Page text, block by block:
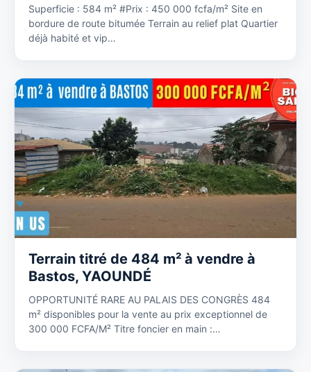
Superficie : 584 m² #Prix : 450 000 fcfa/m² Site en
bordure de route bitumée Terrain au relief plat Quartier
déjà habité et vip…
Terrain titré de 484 m² à vendre à
Bastos, YAOUNDÉ
OPPORTUNITÉ RARE AU PALAIS DES CONGRÈS 484
m² disponibles pour la vente au prix exceptionnel de
300 000 FCFA/M² Titre foncier en main :…